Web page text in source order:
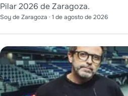
Pilar 2026 de Zaragoza.
Soy de Zaragoza · 1 de agosto de 2026